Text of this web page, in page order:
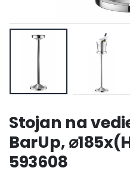
Stojan na
BarUp,
593608